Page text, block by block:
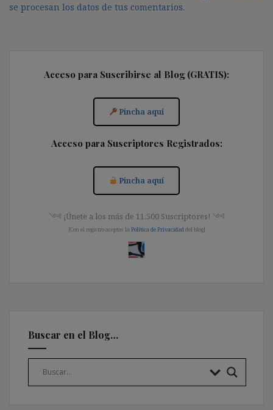
se procesan los datos de tus comentarios.
Acceso para Suscribirse al Blog (GRATIS):
Pincha aquí
Acceso para Suscriptores Registrados:
Pincha aquí
༺ ¡Únete a los más de 11.500 Suscriptores! ༺
[Con el registro aceptas la Política de Privacidad del blog]
Buscar en el Blog…